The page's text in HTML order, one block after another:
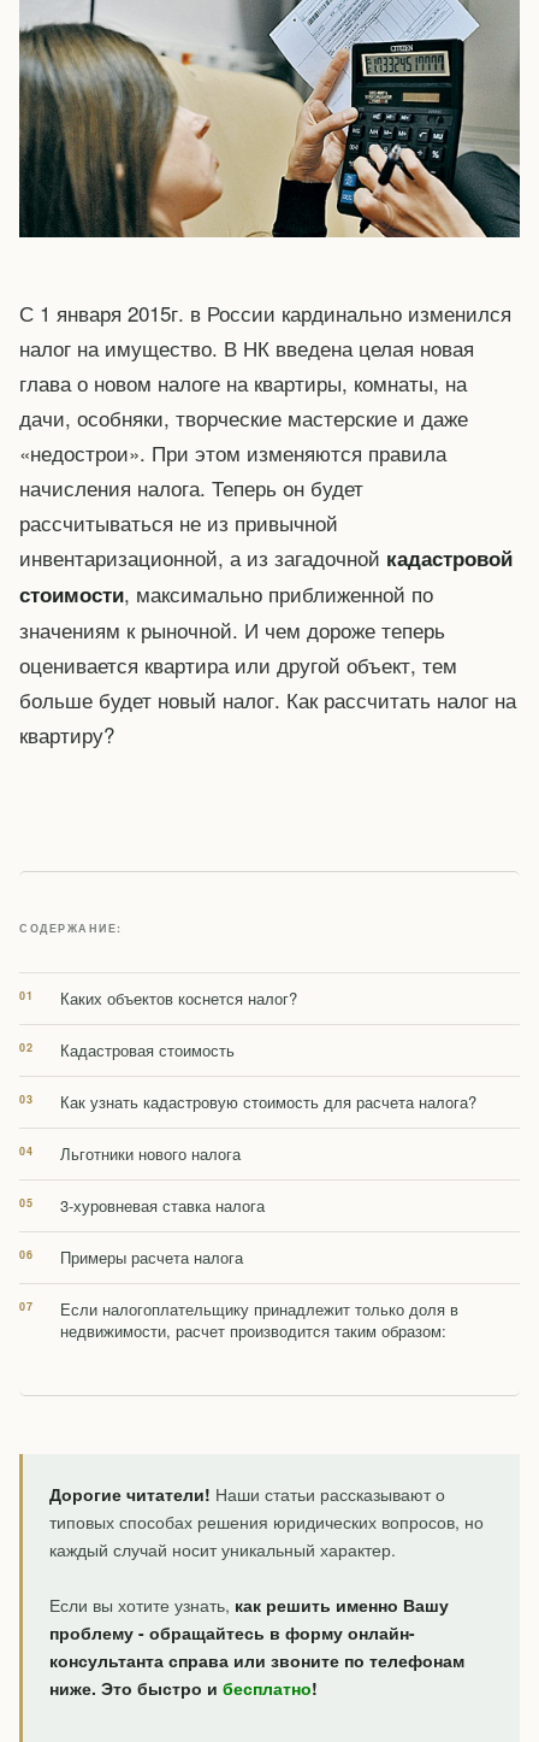
С 1 января 2015г. в России кардинально изменился
налог на имущество. В НК введена целая новая
глава о новом налоге на квартиры, комнаты, на
дачи, особняки, творческие мастерские и даже
«недострои». При этом изменяются правила
начисления налога. Теперь он будет
рассчитываться не из привычной
инвентаризационной, а из загадочной кадастровой
стоимости, максимально приближенной по
значениям к рыночной. И чем дороже теперь
оценивается квартира или другой объект, тем
больше будет новый налог. Как рассчитать налог на
квартиру?
СОДЕРЖАНИЕ:
Каких объектов коснется налог?
Кадастровая стоимость
Как узнать кадастровую стоимость для расчета налога?
Льготники нового налога
3-хуровневая ставка налога
Примеры расчета налога
Если налогоплательщику принадлежит только доля в
недвижимости, расчет производится таким образом:
Дорогие читатели! Наши статьи рассказывают о
типовых способах решения юридических вопросов, но
каждый случай носит уникальный характер.
Если вы хотите узнать, как решить именно Вашу
проблему - обращайтесь в форму онлайн-
консультанта справа или звоните по телефонам
ниже. Это быстро и бесплатно!